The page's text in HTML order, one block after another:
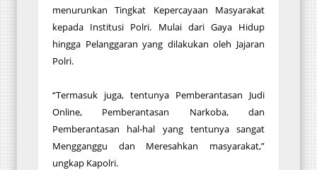
menurunkan Tingkat Kepercayaan Masyarakat
kepada Institusi Polri. Mulai dari Gaya Hidup
hingga Pelanggaran yang dilakukan oleh Jajaran
Polri.
“Termasuk juga, tentunya Pemberantasan Judi
Online, Pemberantasan Narkoba, dan
Pemberantasan hal-hal yang tentunya sangat
Mengganggu dan Meresahkan masyarakat,”
ungkap Kapolri.